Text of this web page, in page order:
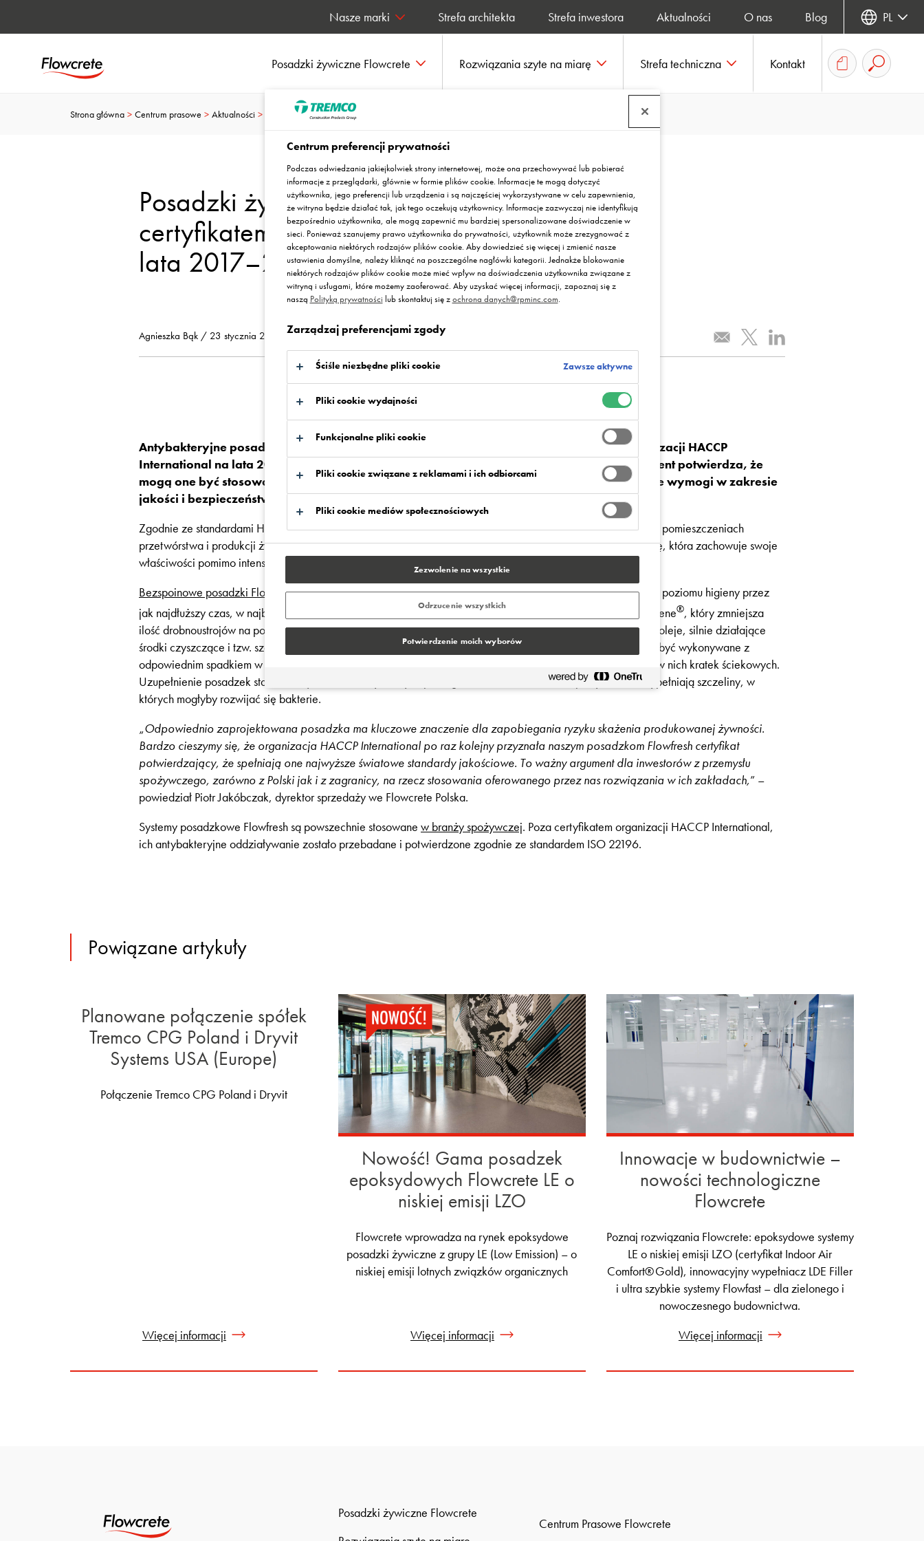
Posadzki żywiczne Flowcrete Rozwiązania szyte na miarę Strefa techniczna Kontakt
Strefa architekta Strefa inwestora Aktualności O nas Blog
Nasze marki PL
Posadzki żywiczne Flowfresh z
certyfikatem HACCP International na
lata 2017–2019
Agnieszka Bąk / 23 stycznia 2023
Strona główna Centrum prasowe Aktualności Posadzki żywiczne Flowfresh z certyfikatem HACCP International na lata 2017–2019
Antybakteryjne posadzki Flowfresh otrzymały uznawany na całym świecie certyfikat organizacji HACCP
International na lata 2017–2019. To już kolejny certyfikat HACCP dla tych posadzek. Dokument potwierdza, że
mogą one być stosowane w zakładach spożywczych jako rozwiązanie spełniające światowe wymogi w zakresie
jakości i bezpieczeństwa żywności.
Zgodnie ze standardami HACCP, czyli Systemu Analizy Zagrożeń i Krytycznych Punktów Kontroli, posadzka w pomieszczeniach
przetwórstwa i produkcji żywności powinna mieć łatwą do utrzymania w czystości, nienasiąkliwą powierzchnię, która zachowuje swoje
właściwości pomimo intensywnych obciążeń chemicznych, mechanicznych i termicznych.
Bezspoinowe posadzki Flowfreshzostały zaprojektowane w taki sposób, aby ułatwiać zachowanie wysokiego poziomu higieny przez
jak najdłuższy czas, w najbardziej wymagających warunkach pracy. Zawierają antybakteryjny dodatek Polygiene®, który zmniejsza
ilość drobnoustrojów na powierzchni posadzki nawet o 99,9%. Ponadto są odporne na tłuszcze, kwasy, krew, oleje, silnie działające
środki czyszczące i tzw. szok termiczny, który występuje m.in. przy czyszczeniu posadzek parą wodną. Mogą być wykonywane z
odpowiednim spadkiem w celu sprawniejszego odpływu wody i zanieczyszczeń, możliwe jest zamontowanie w nich kratek ściekowych.
Uzupełnienie posadzek stanowią wyoblone cokoły na styku podłogi ze ścianą, które ułatwiają mycie oraz wypełniają szczeliny, w
których mogłyby rozwijać się bakterie.
„Odpowiednio zaprojektowana posadzka ma kluczowe znaczenie dla zapobiegania ryzyku skażenia produkowanej żywności.
Bardzo cieszymy się, że organizacja HACCP International po raz kolejny przyznała naszym posadzkom Flowfresh certyfikat
potwierdzający, że spełniają one najwyższe światowe standardy jakościowe. To ważny argument dla inwestorów z przemysłu
spożywczego, zarówno z Polski jak i z zagranicy, na rzecz stosowania oferowanego przez nas rozwiązania w ich zakładach,” –
powiedział Piotr Jakóbczak, dyrektor sprzedaży we Flowcrete Polska.
Systemy posadzkowe Flowfresh są powszechnie stosowane w branży spożywczej. Poza certyfikatem organizacji HACCP International,
ich antybakteryjne oddziaływanie zostało przebadane i potwierdzone zgodnie ze standardem ISO 22196.
Powiązane artykuły
Planowane połączenie spółek
Tremco CPG Poland i Dryvit
Systems USA (Europe)
Połączenie Tremco CPG Poland i Dryvit
Więcej informacji
Nowość! Gama posadzek
epoksydowych Flowcrete LE o
niskiej emisji LZO
Flowcrete wprowadza na rynek epoksydowe
posadzki żywiczne z grupy LE (Low Emission) – o
niskiej emisji lotnych związków organicznych
Więcej informacji
Innowacje w budownictwie –
nowości technologiczne
Flowcrete
Poznaj rozwiązania Flowcrete: epoksydowe systemy
LE o niskiej emisji LZO (certyfikat Indoor Air
Comfort® Gold), innowacyjny wypełniacz LDE Filler
i ultra szybkie systemy Flowfast – dla zielonego i
nowoczesnego budownictwa.
Więcej informacji
Posadzki żywiczne Flowcrete
Centrum Prasowe Flowcrete
Centrum preferencji prywatności
Podczas odwiedzania jakiejkolwiek strony internetowej, może ona przechowywać lub pobierać
informacje z przeglądarki, głównie w formie plików cookie. Informacje te mogą dotyczyć
użytkownika, jego preferencji lub urządzenia i są najczęściej wykorzystywane w celu zapewnienia,
że witryna będzie działać tak, jak tego oczekują użytkownicy. Informacje zazwyczaj nie identyfikują
bezpośrednio użytkownika, ale mogą zapewnić mu bardziej spersonalizowane doświadczenie w
sieci. Ponieważ szanujemy prawo użytkownika do prywatności, użytkownik może zrezygnować z
akceptowania niektórych rodzajów plików cookie. Aby dowiedzieć się więcej i zmienić nasze
ustawienia domyślne, należy kliknąć na poszczególne nagłówki kategorii. Jednakże blokowanie
niektórych rodzajów plików cookie może mieć wpływ na doświadczenia użytkownika związane z
witryną i usługami, które możemy zaoferować. Aby uzyskać więcej informacji, zapoznaj się z
naszą Polityką prywatności lub skontaktuj się zochrona danych@rpminc.com.
Zarządzaj preferencjami zgody
Ściśle niezbędne pliki cookie Zawsze aktywne
Pliki cookie wydajności
Funkcjonalne pliki cookie
Pliki cookie związane z reklamami i ich odbiorcami
Pliki cookie mediów społecznościowych
Zezwolenie na wszystkie
Odrzucenie wszystkich
Potwierdzenie moich wyborów